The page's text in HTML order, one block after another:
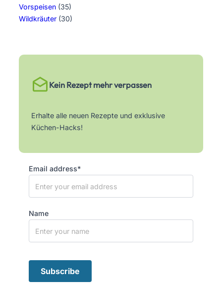
Vorspeisen (35)
Wildkräuter (30)
Kein Rezept mehr verpassen
Erhalte alle neuen Rezepte und exklusive
Küchen-Hacks!
Email address*
Name